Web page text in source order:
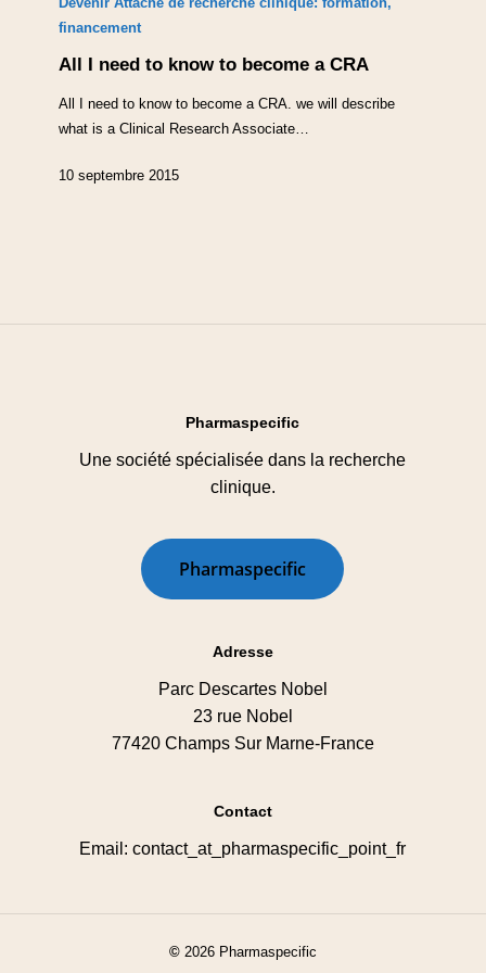
financement
All I need to know to become a CRA
All I need to know to become a CRA. we will describe
what is a Clinical Research Associate…
10 septembre 2015
Pharmaspecific
Une société spécialisée dans la recherche
clinique.
Pharmaspecific
Adresse
Parc Descartes Nobel
23 rue Nobel
77420 Champs Sur Marne-France
Contact
Email: contact_at_pharmaspecific_point_fr
© 2026Pharmaspecific